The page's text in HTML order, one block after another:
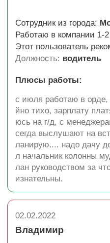
Сотрудник из города:
Работаю в компании 1-2
Этот пользователь
Должность: водитель
Плюсы работы:
с июля работаю в орде,
йно тихо, зарплату
юсь на г/д, с
сегда выслушают на
ланирую.... надо дачу
л начальник колонны
лан руководством за
изнательны.
02.02.2022
Владимир